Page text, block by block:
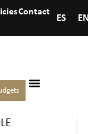
Contact
ES
DE